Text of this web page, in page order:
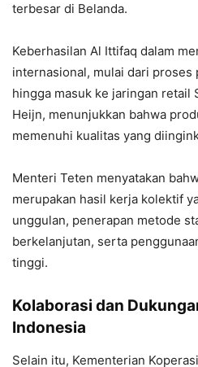
terbesar di Belanda.
Keberhasilan Al Ittifaq dalam
internasional, mulai dari proses
hingga masuk ke jaringan
Heijn, menunjukkan bahwa
memenuhi kualitas yang
Menteri Teten menyatakan
merupakan hasil kerja kolektif
unggulan, penerapan metode
berkelanjutan, serta
tinggi.
Kolaborasi dan
Indonesia
Selain itu, Kementerian